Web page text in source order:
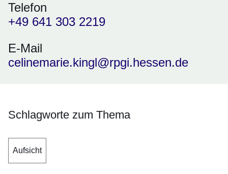
Telefon
+49 641 303 2219
E-Mail
celinemarie.kingl@rpgi.hessen.de
Schlagworte zum Thema
Aufsicht